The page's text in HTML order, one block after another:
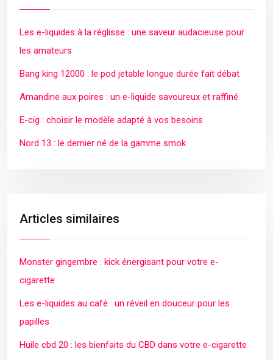
Les e-liquides à la réglisse : une saveur audacieuse pour
les amateurs
Bang king 12000 : le pod jetable longue durée fait débat
Amandine aux poires : un e-liquide savoureux et raffiné
E-cig : choisir le modèle adapté à vos besoins
Nord 13 : le dernier né de la gamme smok
Articles similaires
Monster gingembre : kick énergisant pour votre e-
cigarette
Les e-liquides au café : un réveil en douceur pour les
papilles
Huile cbd 20 : les bienfaits du CBD dans votre e-cigarette